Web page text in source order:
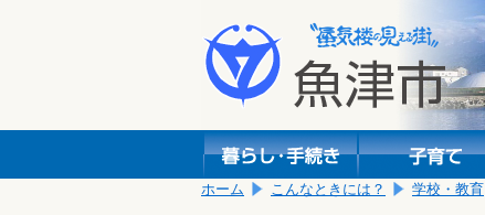
し
ホーム こんなときには？ 学校・教育